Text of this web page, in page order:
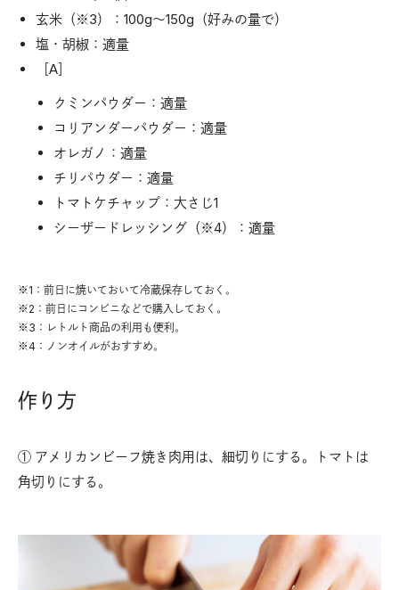
玄米（※3）：100g～150g（好みの量で）
塩・胡椒：適量
［A］
クミンパウダー：適量
コリアンダーパウダー：適量
オレガノ：適量
チリパウダー：適量
トマトケチャップ：大さじ1
シーザードレッシング（※4）：適量
※1：前日に焼いておいて冷蔵保存しておく。
※2：前日にコンビニなどで購入しておく。
※3：レトルト商品の利用も便利。
※4：ノンオイルがおすすめ。
作り方
① アメリカンビーフ焼き肉用は、細切りにする。トマトは
角切りにする。